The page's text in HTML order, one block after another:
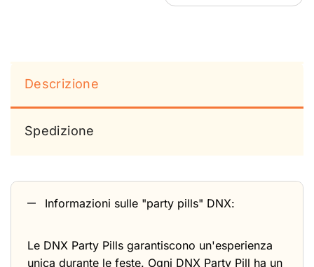
Descrizione
Spedizione
Informazioni sulle "party pills" DNX:
Le DNX Party Pills garantiscono un'esperienza
unica durante le feste. Ogni DNX Party Pill ha un